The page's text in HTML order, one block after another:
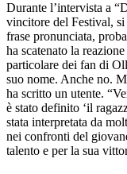
Durante l’intervista a
vincitore del Festival,
frase pronunciata,
ha scatenato la
particolare dei fan di
suo nome. Anche no.
ha scritto un utente.
è stato definito ‘il
stata interpretata da
nei confronti del
talento e per la sua